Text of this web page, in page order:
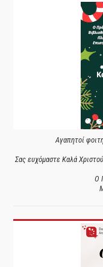
Αγαπητοί
Σας ευχόμαστε Καλά
Ο